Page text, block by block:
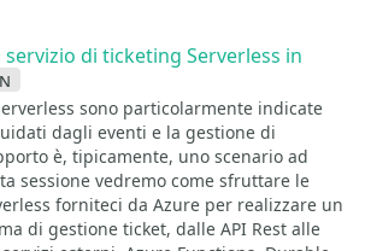
servizio di ticketing Serverless in
sono particolarmente indicate
dagli eventi e la gestione di
è, tipicamente, uno scenario ad
sessione vedremo come sfruttare le
forniteci da Azure per realizzare un
di gestione ticket, dalle API Rest alle